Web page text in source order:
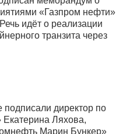
«Газпром нефти»
идёт о реализации
транзита через
подписали директор по
Екатерина Ляхова,
Марин Бункер»